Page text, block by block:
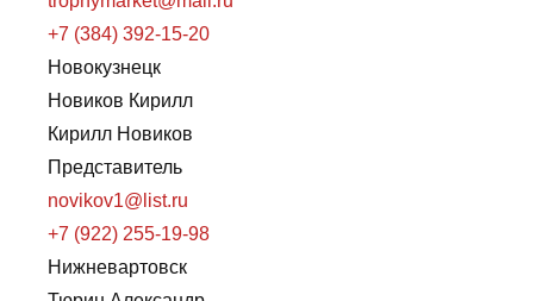
+7 (384) 392-15-20
Новокузнецк
Новиков Кирилл
Кирилл Новиков
Представитель
novikov1@list.ru
+7 (922) 255-19-98
Нижневартовск